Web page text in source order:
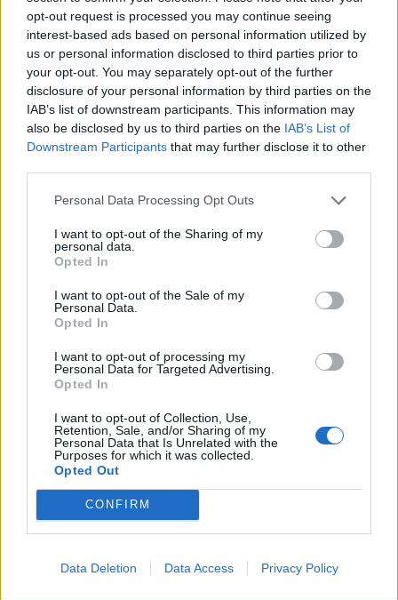
opt-out request is processed you may continue seeing
interest-based ads based on personal information utilized by
us or personal information disclosed to third parties prior to
your opt-out. You may separately opt-out of the further
disclosure of your personal information by third parties on the
IAB’s list of downstream participants. This information may
also be disclosed by us to third parties on the IAB’s List of
Downstream Participants that may further disclose it to other
Personal Data Processing Opt Outs
I want to opt-out of the Sharing of my
personal data.
Opted In
I want to opt-out of the Sale of my
Personal Data.
Opted In
I want to opt-out of processing my
Personal Data for Targeted Advertising.
Opted In
I want to opt-out of Collection, Use,
Retention, Sale, and/or Sharing of my
Personal Data that Is Unrelated with the
Purposes for which it was collected.
Opted Out
CONFIRM
Data Deletion Data Access Privacy Policy
Ακολουθήστε το Pink.gr στο